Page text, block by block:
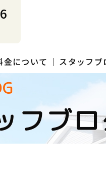
金について スタッフブ
フブ